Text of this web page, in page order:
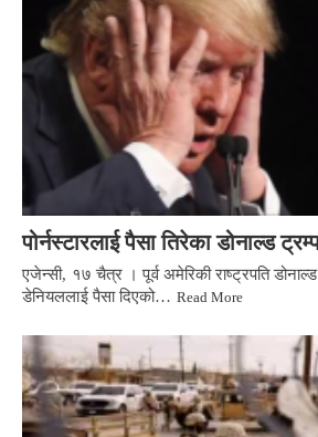
पोर्नस्टारलाई पैसा तिरेका डोनाल्ड
एजेन्सी, १७ चैत्र । पूर्व अमेरिकी राष्ट्रपति डोनाल्ड
डेनियललाई पैसा दिएको… Read More